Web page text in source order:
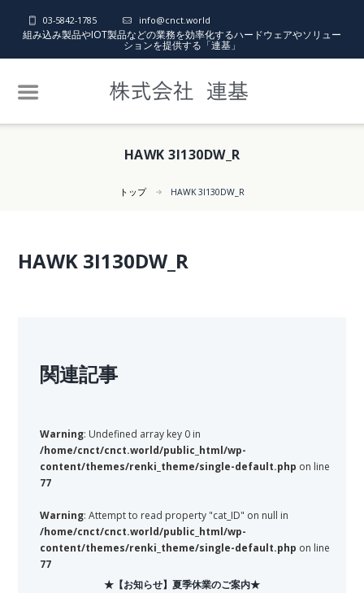
03-5842-1785 info@cnct.world
組み込み製品やIOT製品などの業務を効率化するハードウェアやソリュー
ションを提供する「連基」
HAWK 3I130DW_R
トップ HAWK 3I130DW_R
HAWK 3I130DW_R
関連記事
Warning: Undefined array key 0 in
/home/cnct/cnct.world/public_html/wp-
content/themes/renki_theme/single-default.php on line
77
Warning: Attempt to read property "cat_ID" on null in
/home/cnct/cnct.world/public_html/wp-
content/themes/renki_theme/single-default.php on line
77
★【お知らせ】夏季休業のご案内★